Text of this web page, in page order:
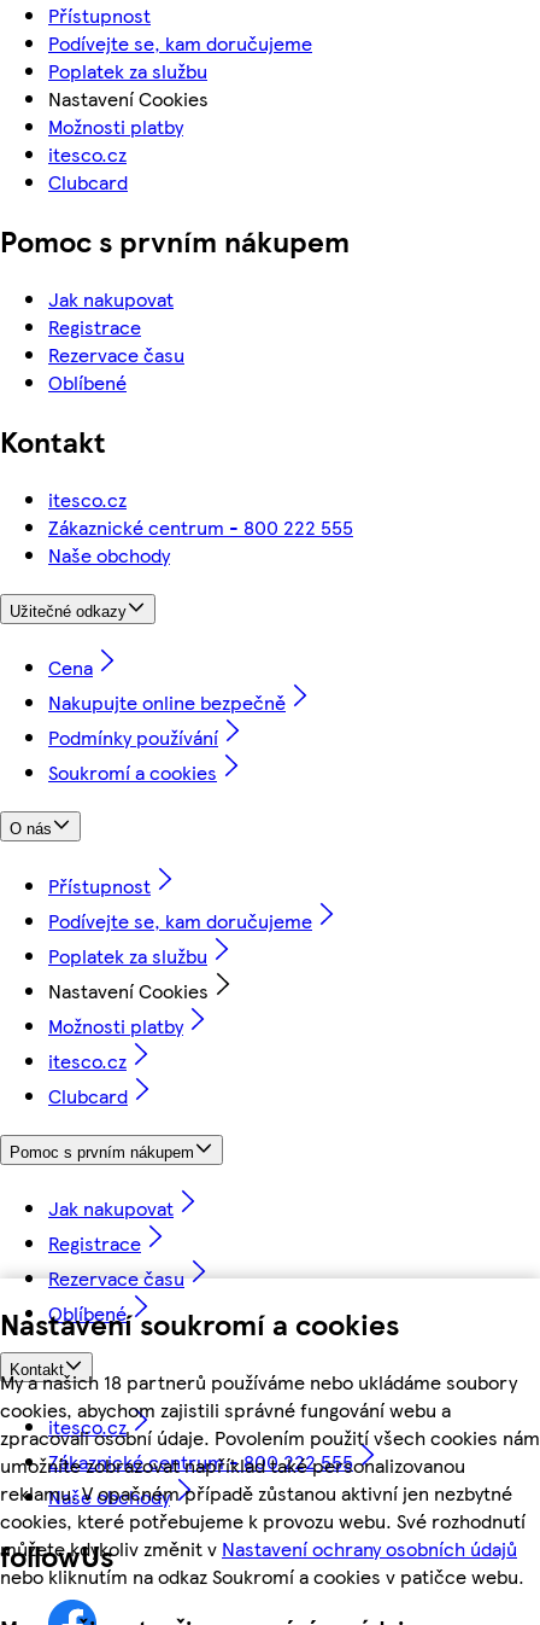
Nastavení soukromí a cookies
My a našich 18 partnerů používáme nebo ukládáme soubory
cookies, abychom zajistili správné fungování webu a
zpracovali osobní údaje. Povolením použití všech cookies nám
umožníte zobrazovat například také personalizovanou
reklamu. V opačném případě zůstanou aktivní jen nezbytné
cookies, které potřebujeme k provozu webu. Své rozhodnutí
můžete kdykoliv změnit v Nastavení ochrany osobních údajů
nebo kliknutím na odkaz Soukromí a cookies v patičce webu.
Přístupnost
Podívejte se, kam doručujeme
Poplatek za službu
Nastavení Cookies
Možnosti platby
itesco.cz
Clubcard
Pomoc s prvním nákupem
Jak nakupovat
Registrace
Rezervace času
Oblíbené
Kontakt
itesco.cz
Zákaznické centrum - 800 222 555
Naše obchody
Užitečné odkazy
Cena
Nakupujte online bezpečně
Podmínky používání
Soukromí a cookies
O nás
Přístupnost
Podívejte se, kam doručujeme
Poplatek za službu
Nastavení Cookies
Možnosti platby
itesco.cz
Clubcard
Pomoc s prvním nákupem
Jak nakupovat
Registrace
Rezervace času
Oblíbené
Kontakt
itesco.cz
Zákaznické centrum - 800 222 555
Naše obchody
followUs